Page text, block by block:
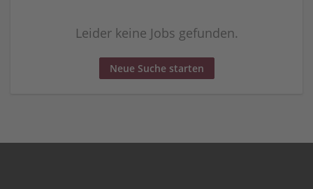
Leider keine Jobs gefunden.
Neue Suche starten